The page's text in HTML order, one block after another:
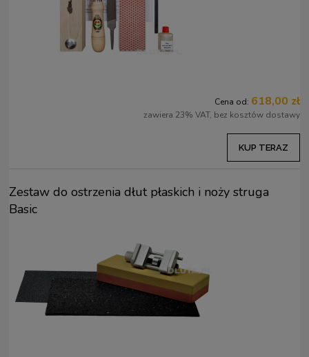
Cena od: 618,00 zł
zawiera 23% VAT, bez kosztów dostawy
KUP TERAZ
Zestaw do ostrzenia dłut płaskich i noży struga
Basic